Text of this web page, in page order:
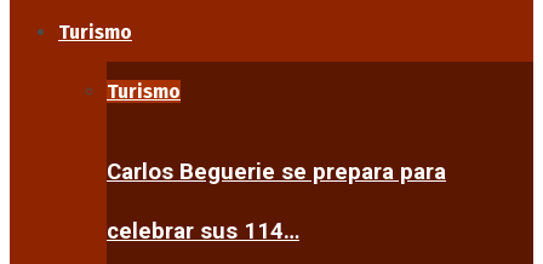
Turismo
Turismo
Carlos Beguerie se prepara para
celebrar sus 114…